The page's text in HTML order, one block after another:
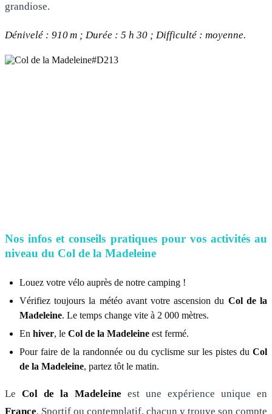
grandiose.
Dénivelé : 910 m ; Durée : 5 h 30 ; Difficulté : moyenne.
Nos infos et conseils pratiques pour vos activités au
niveau du Col de la Madeleine
Louez votre vélo auprès de notre camping !
Vérifiez toujours la météo avant votre ascension du Col de la
Madeleine. Le temps change vite à 2 000 mètres.
En hiver, le Col de la Madeleine est fermé.
Pour faire de la randonnée ou du cyclisme sur les pistes du Col
de la Madeleine, partez tôt le matin.
Le Col de la Madeleine est une expérience unique en
France. Sportif ou contemplatif, chacun y trouve son compte